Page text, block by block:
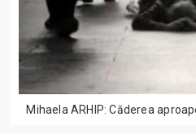
Mihaela ARHIP: Căderea